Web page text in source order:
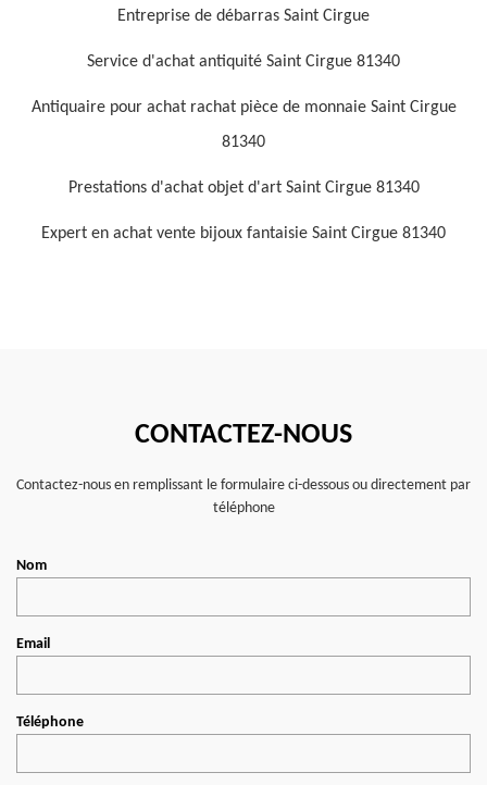
Entreprise de débarras Saint Cirgue
Service d'achat antiquité Saint Cirgue 81340
Antiquaire pour achat rachat pièce de monnaie Saint Cirgue
81340
Prestations d'achat objet d'art Saint Cirgue 81340
Expert en achat vente bijoux fantaisie Saint Cirgue 81340
CONTACTEZ-NOUS
Contactez-nous en remplissant le formulaire ci-dessous ou directement par
téléphone
Nom
Email
Téléphone